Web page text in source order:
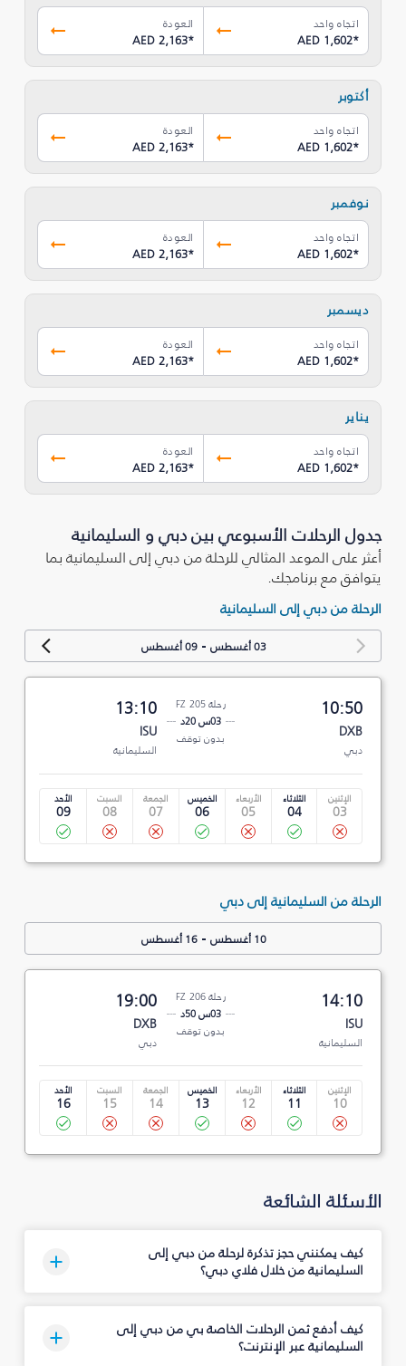
اتجاه واحد
AED 1,602*
العودة
AED 2,163*
أكتوبر
اتجاه واحد
AED 1,602*
العودة
AED 2,163*
نوفمبر
اتجاه واحد
AED 1,602*
العودة
AED 2,163*
ديسمبر
اتجاه واحد
AED 1,602*
العودة
AED 2,163*
يناير
اتجاه واحد
AED 1,602*
العودة
AED 2,163*
جدول الرحلات الأسبوعي بين دبي و السليمانية‎
أعثر على الموعد المثالي للرحلة من دبي إلى السليمانية‎ بما
يتوافق مع برنامجك.
الرحلة من دبي إلى السليمانية‎
03 أغسطس -09 أغسطس
10:50
DXB
دبي
رحلة FZ 205
03س 20د
بدون توقف
13:10
ISU
السليمانية‎
الإثنين
03
الثلاثاء
04
الأربعاء
05
الخميس
06
الجمعة
07
السبت
08
الأحد
09
الرحلة من السليمانية‎ إلى دبي
10 أغسطس -16 أغسطس
14:10
ISU
السليمانية‎
رحلة FZ 206
03س 50د
بدون توقف
19:00
DXB
دبي
الإثنين
10
الثلاثاء
11
الأربعاء
12
الخميس
13
الجمعة
14
السبت
15
الأحد
16
الأسئلة الشائعة
كيف يمكنني حجز تذكرة لرحلة من دبي إلى
السليمانية‎ من خلال فلاي دبي؟
كيف أدفع ثمن الرحلات الخاصة بي من دبي إلى
السليمانية‎ عبر الإنترنت؟